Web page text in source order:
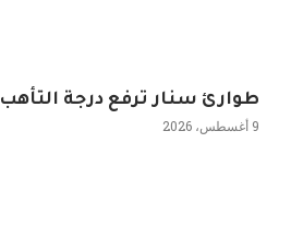
طوارئ سنار ترفع درجة التأهب
9 أغسطس، 2026